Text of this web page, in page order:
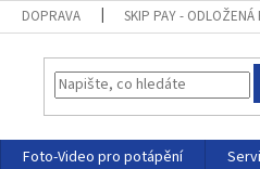
DOPRAVA SKIP PAY - ODLOŽENÁ
Foto-Video pro potápění